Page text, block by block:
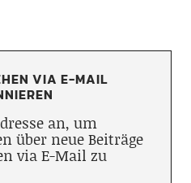
VIA E-MAIL
an, um
über neue Beiträge
via E-Mail zu